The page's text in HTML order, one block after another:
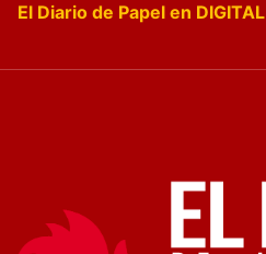
El Diario de Papel en DIGITAL